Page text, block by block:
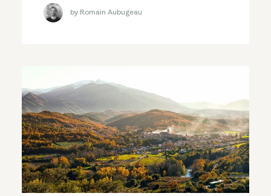
by Romain Aubugeau